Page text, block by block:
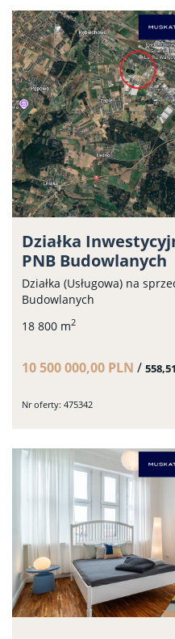
Działka
PNB Budowlanych
Działka (Usługowa) na
Budowlanych
18 800 m2
10 500 000,00 PLN /
Nr oferty: 475342